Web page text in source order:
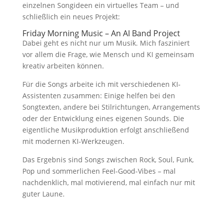
einzelnen Songideen ein virtuelles Team – und
schließlich ein neues Projekt:
Friday Morning Music – An AI Band Project
Dabei geht es nicht nur um Musik. Mich fasziniert
vor allem die Frage, wie Mensch und KI gemeinsam
kreativ arbeiten können.
Für die Songs arbeite ich mit verschiedenen KI-
Assistenten zusammen: Einige helfen bei den
Songtexten, andere bei Stilrichtungen, Arrangements
oder der Entwicklung eines eigenen Sounds. Die
eigentliche Musikproduktion erfolgt anschließend
mit modernen KI-Werkzeugen.
Das Ergebnis sind Songs zwischen Rock, Soul, Funk,
Pop und sommerlichen Feel-Good-Vibes – mal
nachdenklich, mal motivierend, mal einfach nur mit
guter Laune.